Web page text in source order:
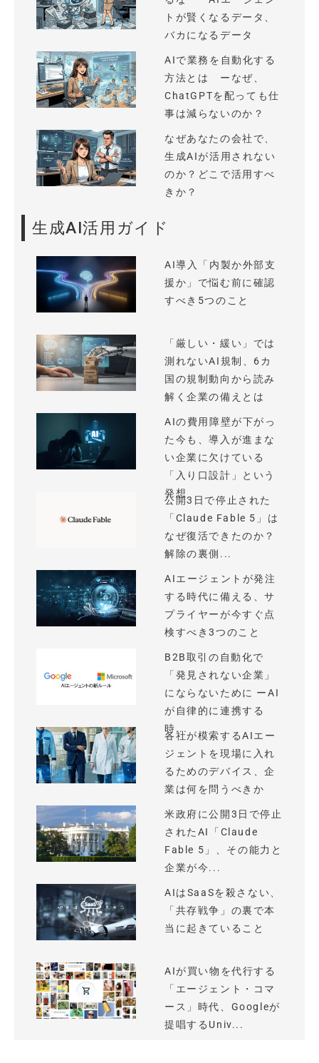
トが賢くなるデータ、
バカになるデータ
AIで業務を自動化する
方法とは ーなぜ、
ChatGPTを配っても仕
事は減らないのか？
なぜあなたの会社で、
生成AIが活用されない
のか？どこで活用すべ
きか？
生成AI活用ガイド
AI導入「内製か外部支
援か」で悩む前に確認
すべき5つのこと
「厳しい・緩い」では
測れないAI規制、6カ
国の規制動向から読み
解く企業の備えとは
AIの費用障壁が下がっ
た今も、導入が進まな
い企業に欠けている
「入り口設計」という
発想
公開3日で停止された
「Claude Fable 5」は
なぜ復活できたのか？
解除の裏側...
AIエージェントが発注
する時代に備える、サ
プライヤーが今すぐ点
検すべき3つのこと
B2B取引の自動化で
「発見されない企業」
にならないために ーAI
が自律的に連携する
時...
各社が模索するAIエー
ジェントを現場に入れ
るためのデバイス、企
業は何を問うべきか
米政府に公開3日で停止
されたAI「Claude
Fable 5」、その能力と
企業が今...
AIはSaaSを殺さない、
「共存戦争」の裏で本
当に起きていること
AIが買い物を代行する
「エージェント・コマ
ース」時代、Googleが
提唱するUniv...